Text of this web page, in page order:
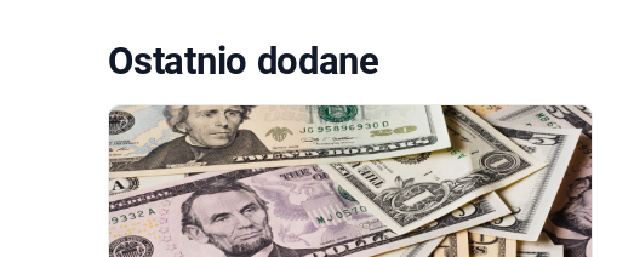
Ostatnio dodane